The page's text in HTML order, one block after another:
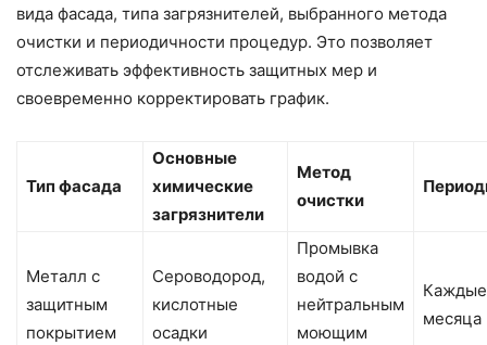
вида фасада, типа загрязнителей, выбранного метода
очистки и периодичности процедур. Это позволяет
отслеживать эффективность защитных мер и
своевременно корректировать график.
Тип фасада
Основные
химические
загрязнители
Метод
очистки
Металл с
защитным
покрытием
Сероводород,
кислотные
осадки
Промывка
водой с
нейтральным
моющим
месяца